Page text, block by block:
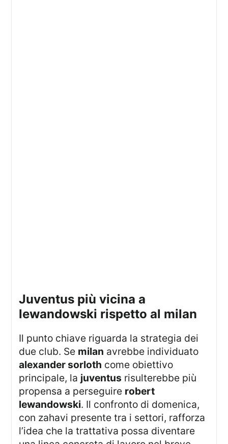
juventus più vicina a
lewandowski rispetto al milan
Il punto chiave riguarda la strategia dei
due club. Se milan avrebbe individuato
alexander sorloth come obiettivo
principale, la juventus risulterebbe più
propensa a perseguire robert
lewandowski. Il confronto di domenica,
con zahavi presente tra i settori, rafforza
l’idea che la trattativa possa diventare